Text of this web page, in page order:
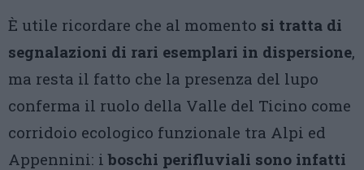
È utile ricordare che al momento si tratta di
segnalazioni di rari esemplari in dispersione,
ma resta il fatto che la presenza del lupo
conferma il ruolo della Valle del Ticino come
corridoio ecologico funzionale tra Alpi ed
Appennini: iboschi perifluviali sono infatti